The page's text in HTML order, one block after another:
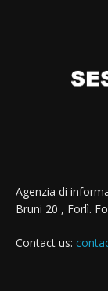
Agenzia di
Bruni 20 , Forlì.
Contact us: